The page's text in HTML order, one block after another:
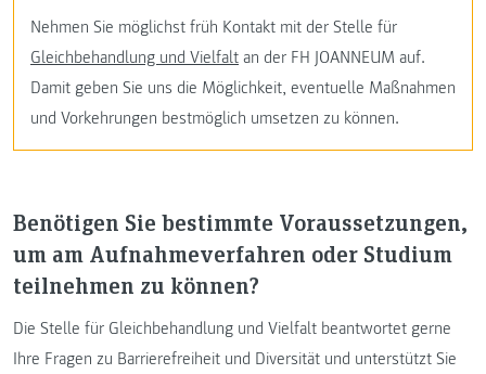
Nehmen Sie möglichst früh Kontakt mit der Stelle für
Gleichbehandlung und Vielfalt an der FH JOANNEUM auf.
Damit geben Sie uns die Möglichkeit, eventuelle Maßnahmen
und Vorkehrungen bestmöglich umsetzen zu können.
Benötigen Sie bestimmte Voraussetzungen,
um am Aufnahmeverfahren oder Studium
teilnehmen zu können?
Die Stelle für Gleichbehandlung und Vielfalt beantwortet gerne
Ihre Fragen zu Barrierefreiheit und Diversität und unterstützt Sie